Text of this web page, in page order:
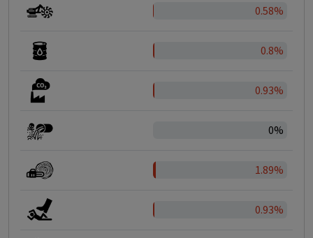
0.58%
0.8%
0.93%
0%
1.89%
0.93%